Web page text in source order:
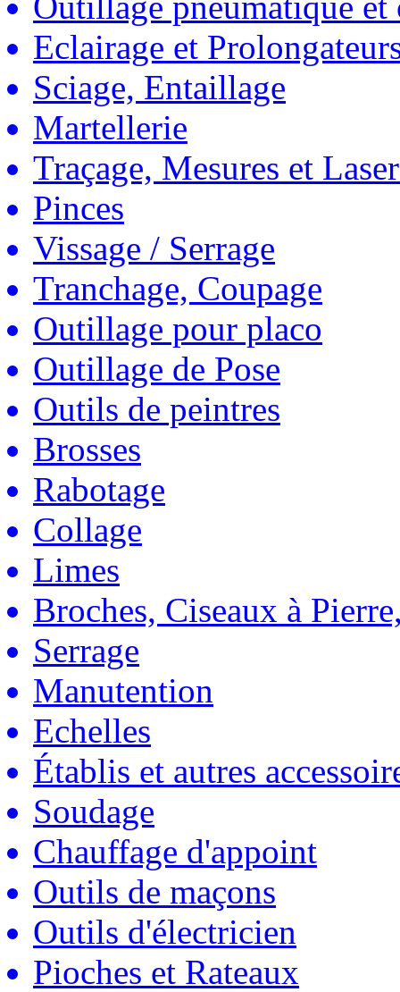
Eclairage et
Sciage, Entaillage
Martellerie
Traçage, Mesures et
Pinces
Vissage / Serrage
Tranchage, Coupage
Outillage pour placo
Outillage de Pose
Outils de peintres
Brosses
Rabotage
Collage
Limes
Broches, Ciseaux à
Serrage
Manutention
Echelles
Établis et autres
Soudage
Chauffage d'appoint
Outils de maçons
Outils d'électricien
Pioches et Rateaux